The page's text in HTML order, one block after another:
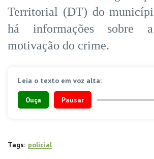
Territorial (DT) do
há informações sobre
motivação do crime.
Leia o texto em voz alta:
Ouça Pausar
Tags: policial